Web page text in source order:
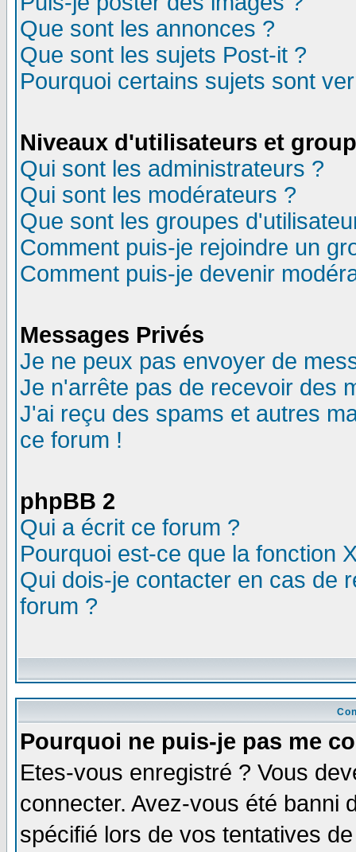
Que sont les annonces ?
Que sont les sujets Post-it ?
Pourquoi certains sujets sont
Niveaux d'utilisateurs et
Qui sont les administrateurs ?
Qui sont les modérateurs ?
Que sont les groupes
Comment puis-je rejoindre un
Comment puis-je devenir
Messages Privés
Je ne peux pas envoyer de
Je n'arrête pas de recevoir des
J'ai reçu des spams et autres
ce forum !
phpBB 2
Qui a écrit ce forum ?
Pourquoi est-ce que la fonction
Qui dois-je contacter en cas de
forum ?
Pourquoi ne puis-je pas me
Etes-vous enregistré ? Vous
connecter. Avez-vous été banni
spécifié lors de vos tentatives